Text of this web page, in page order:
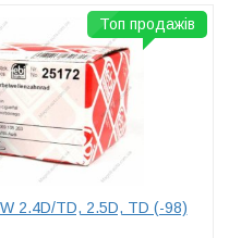
2.4D/TD, 2.5D, TD (-98)
Топ продажів